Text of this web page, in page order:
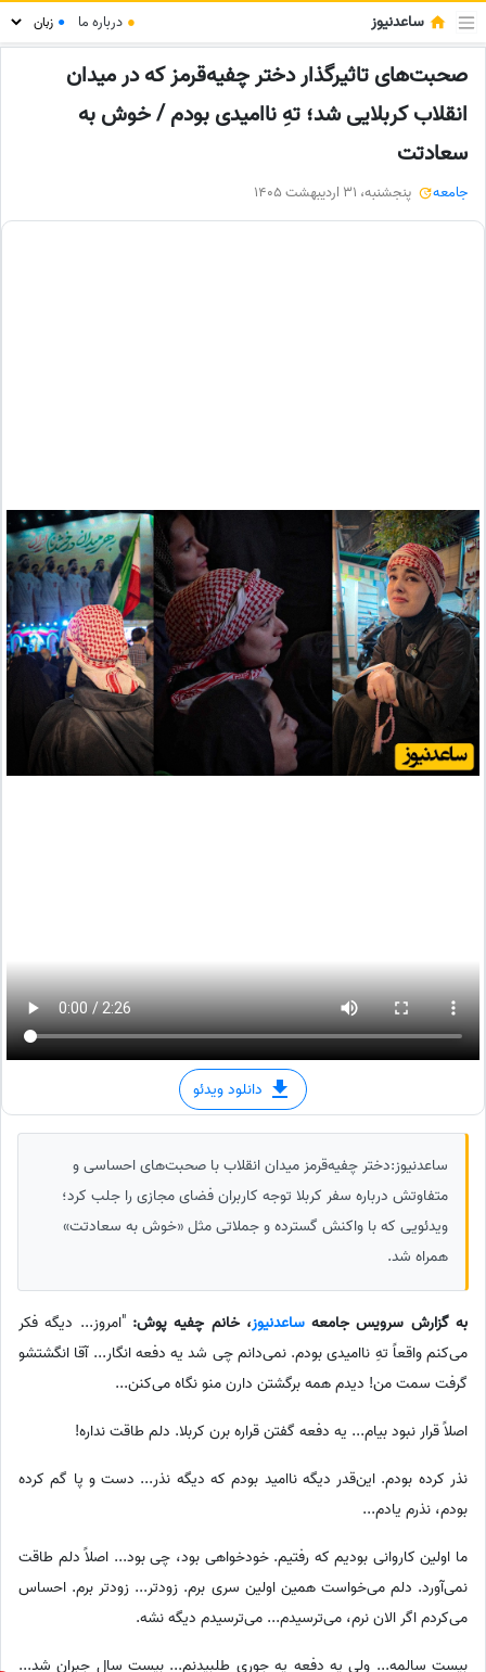
ساعدنیوز ● درباره ما ●
صحبت‌های تاثیرگذار دختر چفیه‌قرمز که در میدان
انقلاب کربلایی شد؛ تهِ ناامیدی بودم / خوش به
سعادتت
جامعه پنجشنبه، 31 اردیبهشت 1405
دانلود ویدئو
ساعدنیوز:دختر چفیه‌قرمز میدان انقلاب با صحبت‌های احساسی و
متفاوتش درباره سفر کربلا توجه کاربران فضای مجازی را جلب کرد؛
ویدئویی که با واکنش گسترده و جملاتی مثل «خوش به سعادتت»
همراه شد.
به گزارش سرویس جامعهساعدنیوز، خانم چفیه پوش:"امروز... دیگه فکر
می‌کنم واقعاً تهِ ناامیدی بودم. نمی‌دانم چی شد یه دفعه انگار... آقا انگشتشو
گرفت سمت من! دیدم همه برگشتن دارن منو نگاه می‌کنن...
اصلاً قرار نبود بیام... یه دفعه گفتن قراره برن کربلا. دلم طاقت نداره!
نذر کرده بودم. این‌قدر دیگه ناامید بودم که دیگه نذر... دست و پا گم کرده
بودم، نذرم یادم...
ما اولین کاروانی بودیم که رفتیم. خودخواهی بود، چی بود... اصلاً دلم طاقت
نمی‌آورد. دلم می‌خواست همین اولین سری برم. زودتر... زودتر برم. احساس
می‌کردم اگر الان نرم، می‌ترسیدم... می‌ترسیدم دیگه نشه.
بیست سالمه... ولی یه دفعه یه جوری طلبیدنم... بیست سال جبران شد...